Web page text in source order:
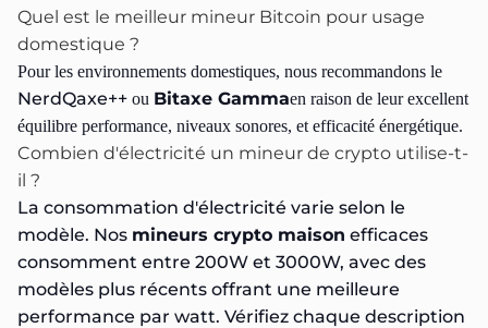
Quel est le meilleur mineur Bitcoin pour usage
domestique ?
Pour les environnements domestiques, nous recommandons le
NerdQaxe++ ou Bitaxe Gammaen raison de leur excellent
équilibre performance, niveaux sonores, et efficacité énergétique.
Combien d'électricité un mineur de crypto utilise-t-
il ?
La consommation d'électricité varie selon le
modèle. Nos mineurs crypto maison efficaces
consomment entre 200W et 3000W, avec des
modèles plus récents offrant une meilleure
performance par watt. Vérifiez chaque description